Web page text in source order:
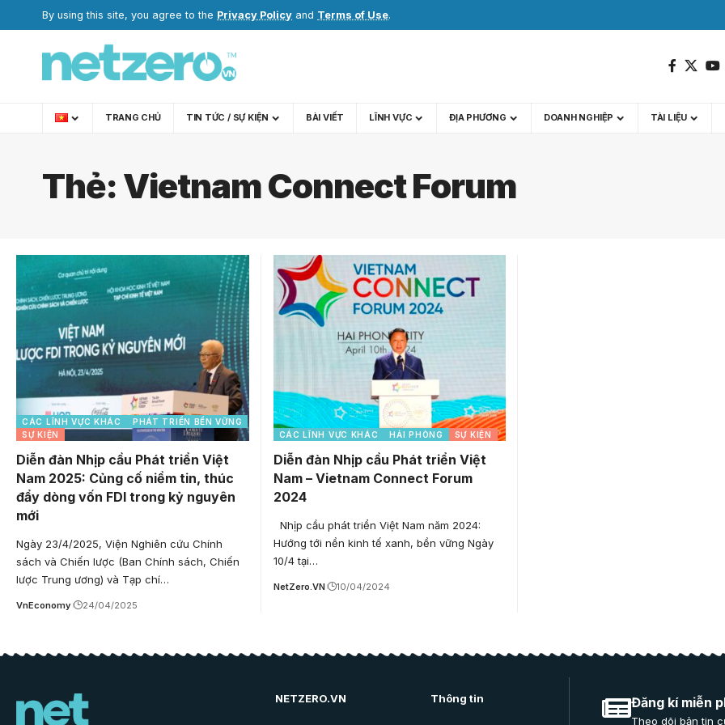
By using this site, you agree to the Privacy Policy and Terms of Use.
TRANG CHỦ TIN TỨC / SỰ KIỆN BÀI VIẾT LĨNH VỰC ĐỊA PHƯƠNG DOANH NGHIỆP TÀI LIỆU
Thẻ:Vietnam Connect Forum
CÁC LĨNH VỰC KHÁC
PHÁT TRIỂN BỀN VỮNG
SỰ KIỆN
Diễn đàn Nhịp cầu Phát triển Việt
Nam 2025: Củng cố niềm tin, thúc
đẩy dòng vốn FDI trong kỷ nguyên
mới
Ngày 23/4/2025, Viện Nghiên cứu Chính
sách và Chiến lược (Ban Chính sách, Chiến
lược Trung ương) và Tạp chí…
VnEconomy 24/04/2025
CÁC LĨNH VỰC KHÁC HẢI PHÒNG SỰ KIỆN
Diễn đàn Nhịp cầu Phát triển Việt
Nam – Vietnam Connect Forum
2024
Nhịp cầu phát triển Việt Nam năm 2024:
Hướng tới nền kinh tế xanh, bền vững Ngày
10/4 tại…
NetZero.VN 10/04/2024
NETZERO.VN Thông tin Đăng kí miễn
Theo dõi bản tin